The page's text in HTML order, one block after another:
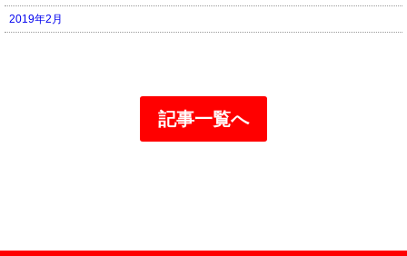
2019年2月
記事一覧へ